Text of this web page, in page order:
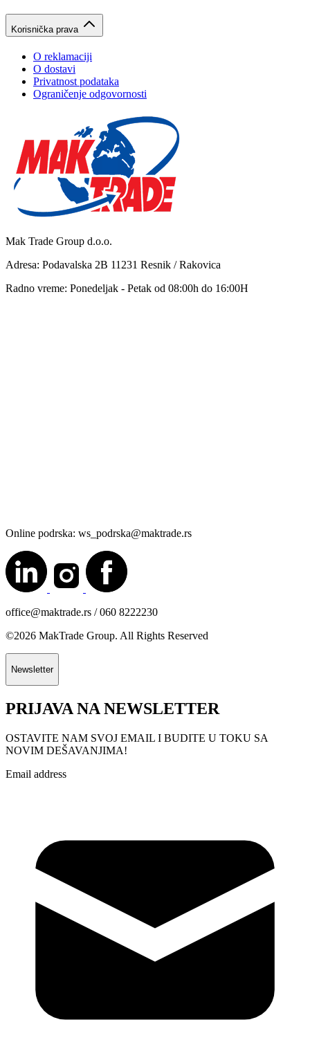
Korisnička prava
O reklamaciji
O dostavi
Privatnost podataka
Ograničenje odgovornosti
Mak Trade Group d.o.o.
Adresa: Podavalska 2B 11231 Resnik / Rakovica
Radno vreme: Ponedeljak - Petak od 08:00h do 16:00H
Online podrska: ws_podrska@maktrade.rs
office@maktrade.rs / 060 8222230
©2026 MakTrade Group. All Rights Reserved
Newsletter
PRIJAVA NA NEWSLETTER
OSTAVITE NAM SVOJ EMAIL I BUDITE U TOKU SA
NOVIM DEŠAVANJIMA!
Email address